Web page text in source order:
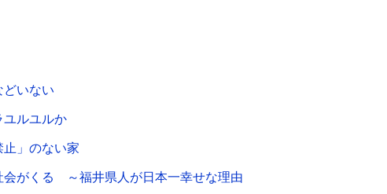
どいない
ユルユルか
」のない家
会がくる ～福井県人が日本一幸せな理由